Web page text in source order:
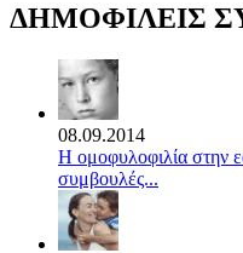
ΔΗΜΟΦΙΛΕΙΣ
08.09.2014
Η ομοφυλοφιλία στην
συμβουλές...